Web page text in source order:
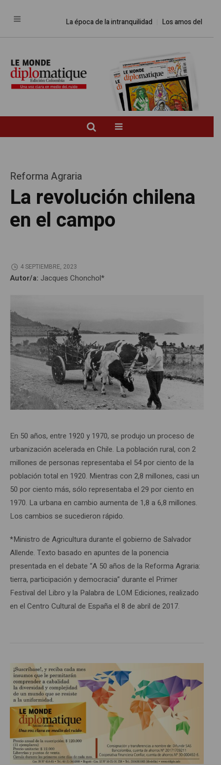
La época de la intranquilidad Los amos del mundo
Reforma Agraria
La revolución chilena
en el campo
4 SEPTIEMBRE, 2023
Autor/a: Jacques Chonchol*
En 50 años, entre 1920 y 1970, se produjo un proceso de
urbanización acelerada en Chile. La población rural, con 2
millones de personas representaba el 54 por ciento de la
población total en 1920. Mientras con 2,8 millones, casi un
50 por ciento más, sólo representaba el 29 por ciento en
1970. La urbana en cambio aumenta de 1,8 a 6,8 millones.
Los cambios se sucedieron rápido.
*Ministro de Agricultura durante el gobierno de Salvador
Allende. Texto basado en apuntes de la ponencia
presentada en el debate “A 50 años de la Reforma Agraria:
tierra, participación y democracia” durante el Primer
Festival del Libro y la Palabra de LOM Ediciones, realizado
en el Centro Cultural de España el 8 de abril de 2017.